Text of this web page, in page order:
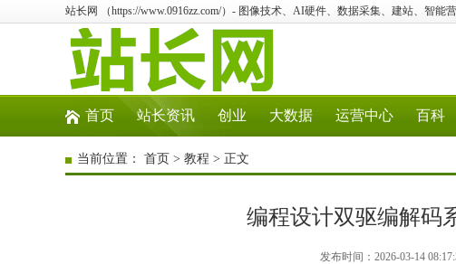
站长网 （https://www.0916zz.com/）- 图像技术、AI硬件、数据采集、建站、智能
首页 站长资讯 创业 大数据 运营中心 百科
当前位置： 首页 > 教程 > 正文
编程设计双驱编解码
发布时间：2026-03-14